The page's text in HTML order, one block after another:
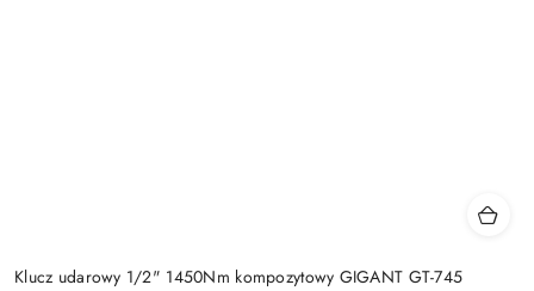
Klucz udarowy 1/2" 1450Nm kompozytowy GIGANT GT-745